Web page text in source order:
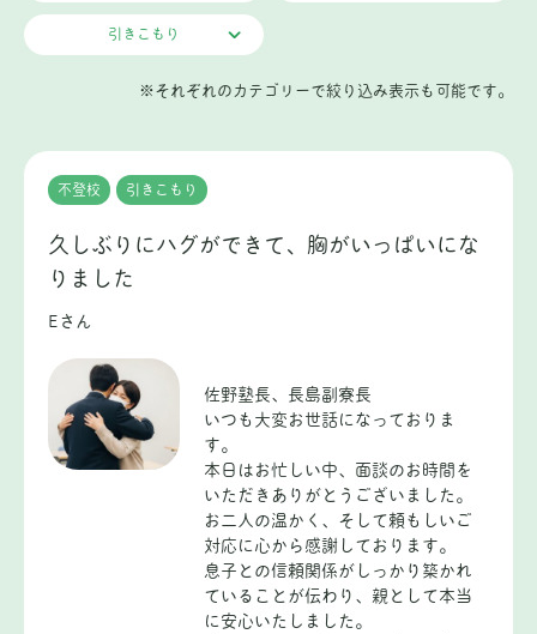
引きこもり
※それぞれのカテゴリーで絞り込み表示も可能です。
不登校 引きこもり
久しぶりにハグができて、胸がいっぱいにな
りました
Eさん
佐野塾長、長島副寮長
いつも大変お世話になっておりま
す。
本日はお忙しい中、面談のお時間を
いただきありがとうございました。
お二人の温かく、そして頼もしいご
対応に心から感謝しております。
息子との信頼関係がしっかり築かれ
ていることが伝わり、親として本当
に安心いたしました。